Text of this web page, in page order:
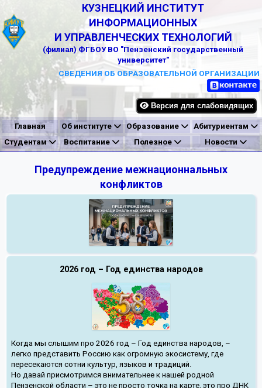
КУЗНЕЦКИЙ ИНСТИТУТ
ИНФОРМАЦИОННЫХ
И УПРАВЛЕНЧЕСКИХ ТЕХНОЛОГИЙ
(филиал) ФГБОУ ВО "Пензенский государственный
университет"
СВЕДЕНИЯ ОБ ОБРАЗОВАТЕЛЬНОЙ ОРГАНИЗАЦИИ
Версия для слабовидящих
Главная Об институте Образование
Абитуриентам
Студентам
Воспитание Полезное Новости
Предупреждение межнационнальных
конфликтов
2026 год – Год единства народов
Когда мы слышим про 2026 год – Год единства народов, –
легко представить Россию как огромную экосистему, где
пересекаются сотни культур, языков и традиций.
Но давай присмотримся внимательнее к нашей родной
Пензенской области – это не просто точка на карте, это про ДНК